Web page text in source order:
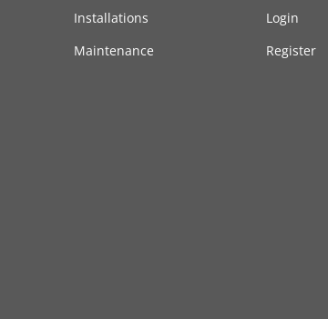
Installations
Maintenance
Login
Register